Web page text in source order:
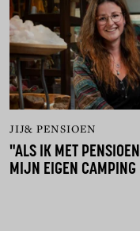
JIJ& PENSIOEN
"ALS IK MET
MIJN EIGEN